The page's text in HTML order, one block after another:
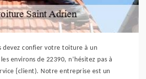
devez confier votre toiture à un
environs de 22390, n’hésitez pas à
{client). Notre entreprise est un